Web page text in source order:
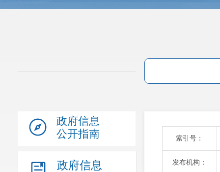
政府信息
公开指南
政府信息
索引号：
发布机构：